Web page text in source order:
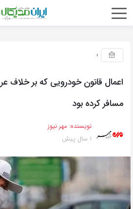
اعمال قانون خودرویی که بر خلاف
مسافر کرده بود
نویسنده: مهر نیوز
1 سال پیش